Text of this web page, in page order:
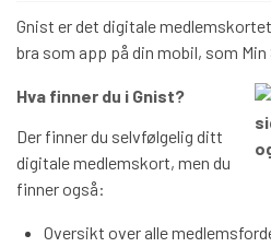
Gnist er det digitale
bra som app på din mobil, som
Hva finner du i Gnist?
Der finner du selvfølgelig ditt
digitale medlemskort, men du
finner også:
Oversikt over alle